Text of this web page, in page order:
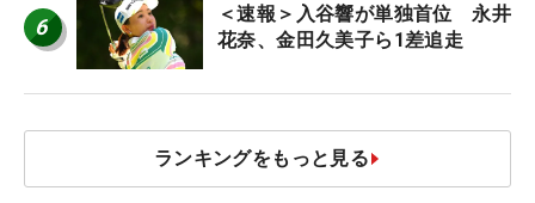
6
＜速報＞入谷響が単独首位 永井
花奈、金田久美子ら1差追走
ランキングをもっと見る